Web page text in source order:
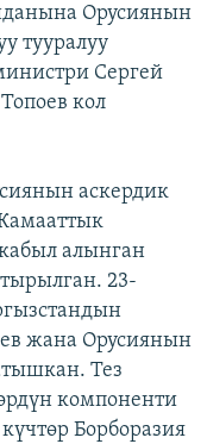
Орусиянын
тууралуу
Сергей
кол
аскердик
алынган
23-
жана Орусиянын
Тез
компоненти
Борборазия